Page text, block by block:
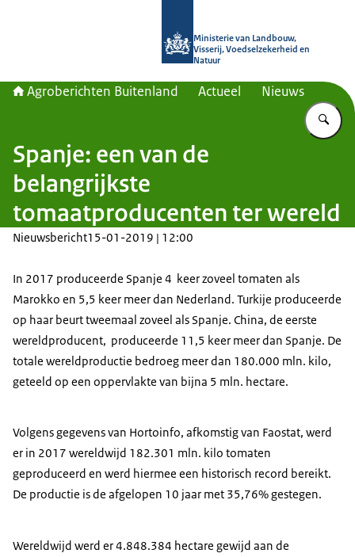
Ministerie van Landbouw,
Visserij, Voedselzekerheid en
Natuur
Agroberichten Buitenland Actueel Nieuws
Spanje: een van de
belangrijkste
tomaatproducenten ter wereld
Nieuwsbericht15-01-2019 | 12:00
In 2017 produceerde Spanje 4 keer zoveel tomaten als
Marokko en 5,5 keer meer dan Nederland. Turkije produceerde
op haar beurt tweemaal zoveel als Spanje. China, de eerste
wereldproducent, produceerde 11,5 keer meer dan Spanje. De
totale wereldproductie bedroeg meer dan 180.000 mln. kilo,
geteeld op een oppervlakte van bijna 5 mln. hectare.
Volgens gegevens van Hortoinfo, afkomstig van Faostat, werd
er in 2017 wereldwijd 182.301 mln. kilo tomaten
geproduceerd en werd hiermee een historisch record bereikt.
De productie is de afgelopen 10 jaar met 35,76% gestegen.
Wereldwijd werd er 4.848.384 hectare gewijd aan de